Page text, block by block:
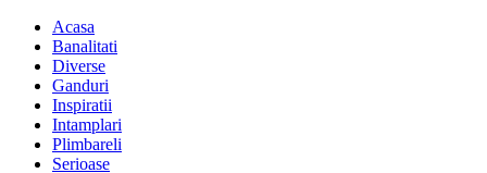
Acasa
Banalitati
Diverse
Ganduri
Inspiratii
Intamplari
Plimbareli
Serioase